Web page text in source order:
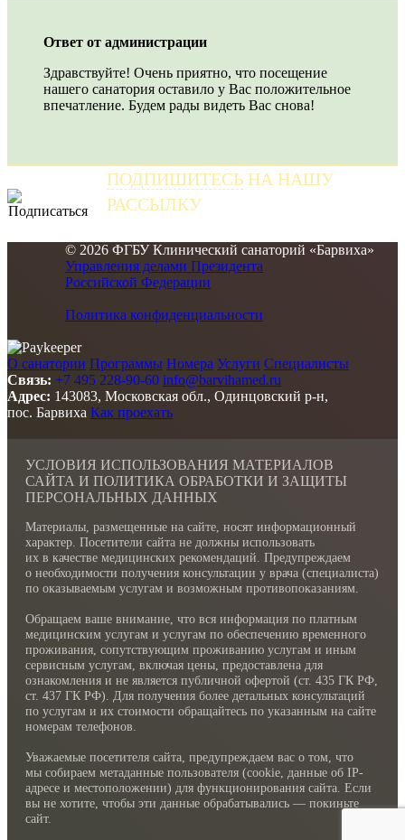
Ответ от администрации
Здравствуйте! Очень приятно, что посещение
нашего санатория оставило у Вас положительное
впечатление. Будем рады видеть Вас снова!
ПОДПИШИТЕСЬ НА НАШУ
РАССЫЛКУ
© 2026 ФГБУ Клинический санаторий «Барвиха»
Управления делами Президента
Российской Федерации
Политика конфиденциальности
О санатории Программы Номера Услуги Специалисты
Связь: +7 495 228-90-60 info@barvihamed.ru
Адрес: 143083, Московская обл., Одинцовский р-н,
пос. Барвиха Как проехать
УСЛОВИЯ ИСПОЛЬЗОВАНИЯ МАТЕРИАЛОВ
САЙТА И ПОЛИТИКА ОБРАБОТКИ И ЗАЩИТЫ
ПЕРСОНАЛЬНЫХ ДАННЫХ
Материалы, размещенные на сайте, носят информационный
характер. Посетители сайта не должны использовать
их в качестве медицинских рекомендаций. Предупреждаем
о необходимости получения консультации у врача (специалиста)
по оказываемым услугам и возможным противопоказаниям.
Обращаем ваше внимание, что вся информация по платным
медицинским услугам и услугам по обеспечению временного
проживания, сопутствующим проживанию услугам и иным
сервисным услугам, включая цены, предоставлена для
ознакомления и не является публичной офертой (ст. 435 ГК РФ,
cт. 437 ГК РФ). Для получения более детальных консультаций
по услугам и их стоимости обращайтесь по указанным на сайте
номерам телефонов.
Уважаемые посетителя сайта, предупреждаем вас о том, что
мы собираем метаданные пользователя (cookie, данные об IP-
адресе и местоположении) для функционирования сайта. Если
вы не хотите, чтобы эти данные обрабатывались — покиньте
сайт.